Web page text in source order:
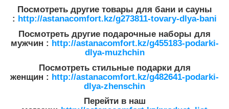
Посмотреть другие товары для бани и сауны
: http://astanacomfort.kz/g273811-tovary-dlya-bani​
Посмотреть другие подарочные наборы для
мужчин : http://astanacomfort.kz/g455183-podarki-
dlya-muzhchin
Посмотреть стильные подарки для
женщин : http://astanacomfort.kz/g482641-podarki-
dlya-zhenschin
Перейти в наш